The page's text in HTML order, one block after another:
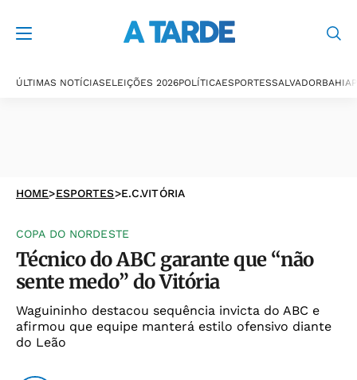
ÚLTIMAS NOTÍCIASELEIÇÕES 2026POLÍTICAESPORTESSALVADORBAHIA
HOME>ESPORTES>E.C.VITÓRIA
COPA DO NORDESTE
Técnico do ABC garante que “não
sente medo” do Vitória
Waguininho destacou sequência invicta do ABC e
afirmou que equipe manterá estilo ofensivo diante
do Leão